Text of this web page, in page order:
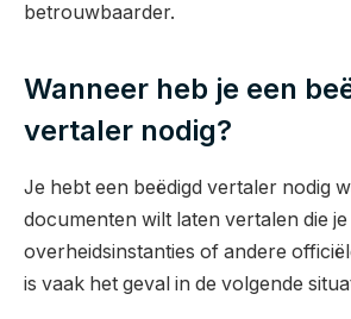
betrouwbaarder.
Wanneer heb je een
vertaler nodig?
Je hebt een beëdigd vertaler nodig
documenten wilt laten vertalen die
overheidsinstanties of andere
is vaak het geval in de volgende